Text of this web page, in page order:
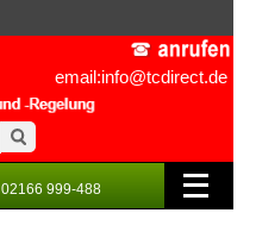
email:info@tcdirect.de
02166 999-488